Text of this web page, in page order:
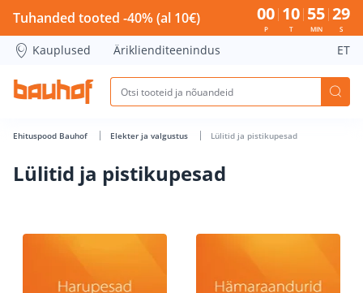
Lülitid ja pistikupesad - Bauhof has loaded
Tuhanded tooted -40% (al 10€) 00
P
10
T
55
MIN
28
S
Kauplused Äriklienditeenindus ET
Ehituspood Bauhof Elekter ja valgustus Lülitid ja pistikupesad
Lülitid ja pistikupesad